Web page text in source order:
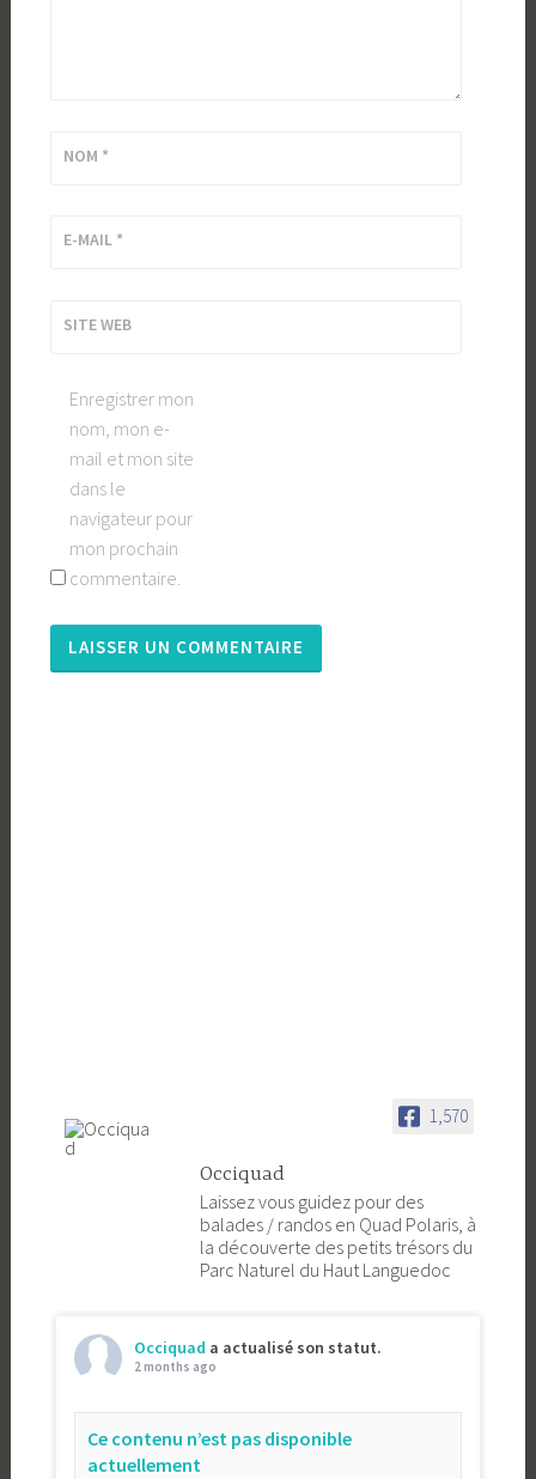
NOM *
E-MAIL *
SITE WEB
Enregistrer mon
nom, mon e-
mail et mon site
dans le
navigateur pour
mon prochain
commentaire.
1,570
Occiquad
Laissez vous guidez pour des
balades / randos en Quad Polaris, à
la découverte des petits trésors du
Parc Naturel du Haut Languedoc
Occiquad a actualisé son statut.
2 months ago
Ce contenu n’est pas disponible
actuellement